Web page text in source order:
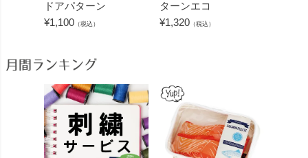
ドアパターン
¥1,100 （税込）
ターンエコ
¥1,320 （税込）
月間ランキング